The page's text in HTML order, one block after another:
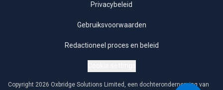
Privacybeleid
Gebruiksvoorwaarden
Redactioneel proces en beleid
Copyright 2026 Oxbridge Solutions Limited, een dochteronderneming van